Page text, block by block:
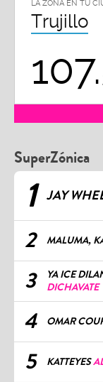
LA ZONA EN
SuperZónica
1 JAY
2 MALUMA,
3
YA ICE
DICHAVATE
4 OMAR
5 KATTEYES